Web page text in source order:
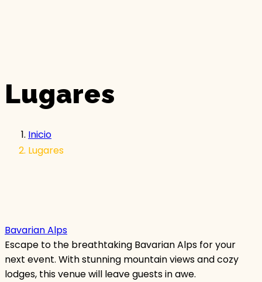
Lugares
Inicio
Lugares
Bavarian Alps
Escape to the breathtaking Bavarian Alps for your
next event. With stunning mountain views and cozy
lodges, this venue will leave guests in awe.